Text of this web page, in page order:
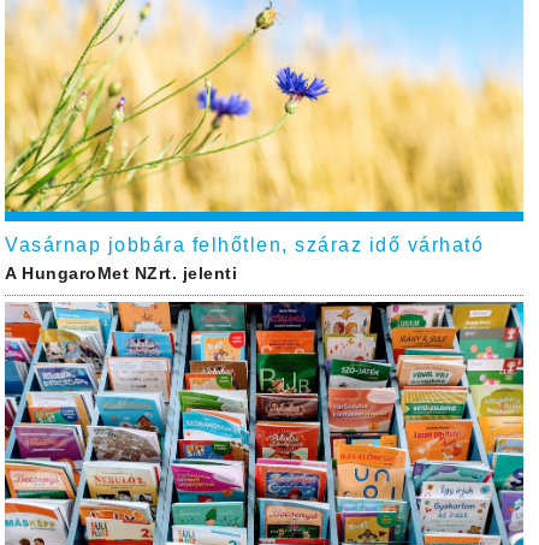
Vasárnap jobbára felhőtlen, száraz idő várható
A HungaroMet NZrt. jelenti